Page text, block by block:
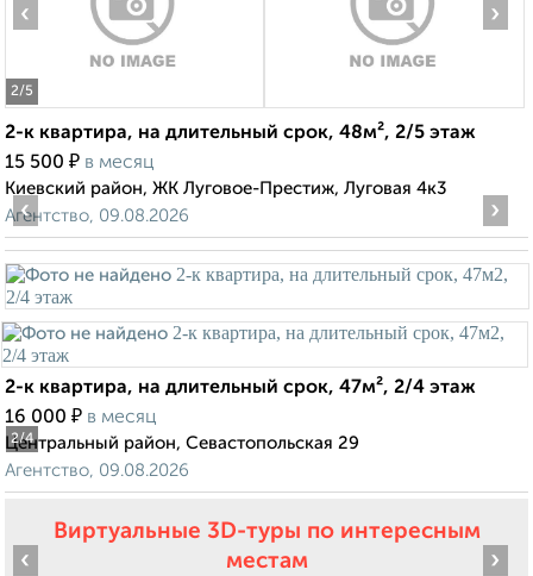
2/5
‹ ›
2-к квартира, на длительный срок, 48м², 2/5 этаж
15 500 ₽ в месяц
Киевский район, ЖК Луговое-Престиж, Луговая 4к3
Агентство, 09.08.2026
2/4
‹ ›
2-к квартира, на длительный срок, 47м², 2/4 этаж
16 000 ₽ в месяц
Центральный район, Севастопольская 29
Агентство, 09.08.2026
Виртуальные 3D-туры по интересным
местам
‹ ›